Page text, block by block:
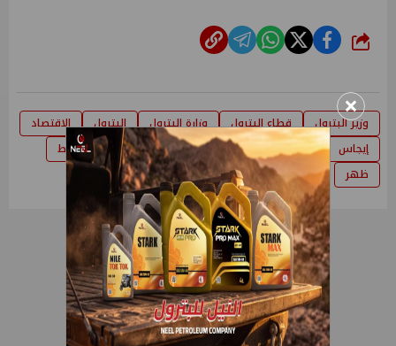
شارك
وزير البترول قطاع البترول وزارة البترول البترول
الاقتصاد
إيجاس
غاز وزير مصر العمل الطاقة
سقراط
ظهر
×